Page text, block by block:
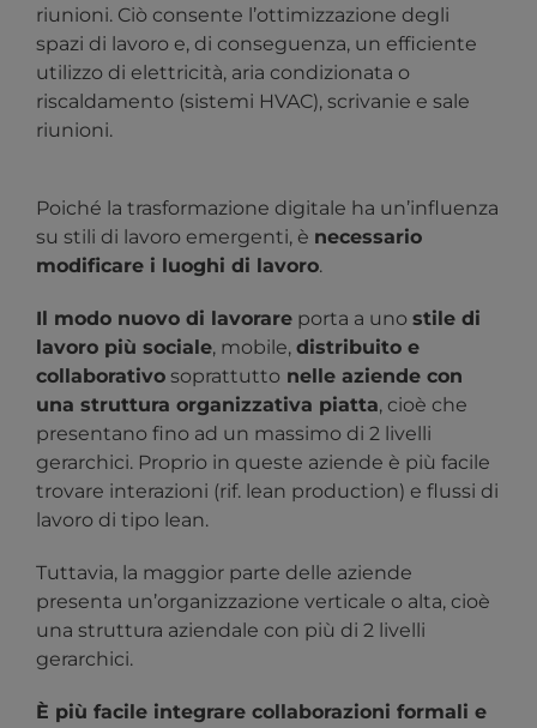
riunioni. Ciò consente l’ottimizzazione degli
spazi di lavoro e, di conseguenza, un efficiente
utilizzo di elettricità, aria condizionata o
riscaldamento (sistemi HVAC), scrivanie e sale
riunioni.
Poiché la trasformazione digitale ha un’influenza
su stili di lavoro emergenti, è necessario
modificare i luoghi di lavoro.
Il modo nuovo di lavorare porta a uno stile di
lavoro più sociale, mobile, distribuito e
collaborativo soprattutto nelle aziende con
una struttura organizzativa piatta, cioè che
presentano fino ad un massimo di 2 livelli
gerarchici. Proprio in queste aziende è più facile
trovare interazioni (rif. lean production) e flussi di
lavoro di tipo lean.
Tuttavia, la maggior parte delle aziende
presenta un’organizzazione verticale o alta, cioè
una struttura aziendale con più di 2 livelli
gerarchici.
È più facile integrare collaborazioni formali e